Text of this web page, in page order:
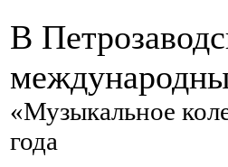
В
«Музыкальное
года